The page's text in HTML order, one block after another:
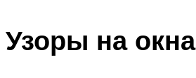
Узоры на окна